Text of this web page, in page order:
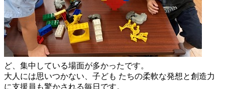
ど、集中している場面が多かったです。
大人には思いつかない、子ども たちの柔軟な発想と創造力
に支援員も驚かされる毎日です。